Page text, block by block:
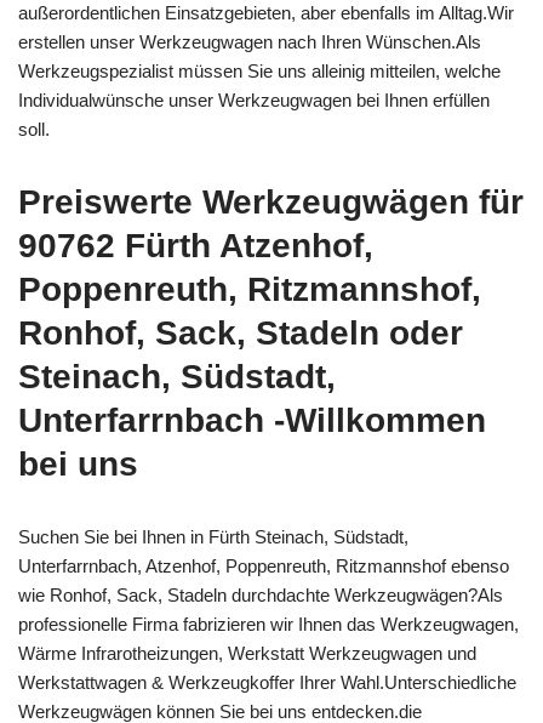
außerordentlichen Einsatzgebieten, aber ebenfalls im Alltag.Wir
erstellen unser Werkzeugwagen nach Ihren Wünschen.Als
Werkzeugspezialist müssen Sie uns alleinig mitteilen, welche
Individualwünsche unser Werkzeugwagen bei Ihnen erfüllen
soll.
Preiswerte Werkzeugwägen für
90762 Fürth Atzenhof,
Poppenreuth, Ritzmannshof,
Ronhof, Sack, Stadeln oder
Steinach, Südstadt,
Unterfarrnbach -Willkommen
bei uns
Suchen Sie bei Ihnen in Fürth Steinach, Südstadt,
Unterfarrnbach, Atzenhof, Poppenreuth, Ritzmannshof ebenso
wie Ronhof, Sack, Stadeln durchdachte Werkzeugwägen?Als
professionelle Firma fabrizieren wir Ihnen das Werkzeugwagen,
Wärme Infrarotheizungen, Werkstatt Werkzeugwagen und
Werkstattwagen & Werkzeugkoffer Ihrer Wahl.Unterschiedliche
Werkzeugwägen können Sie bei uns entdecken.die